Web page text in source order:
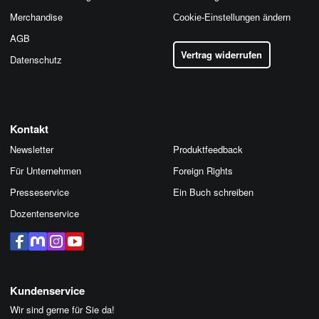
Kontakt
Newsletter
Für Unternehmen
Presseservice
Dozentenservice
Produktfeedback
Foreign Rights
Ein Buch schreiben
Merchandise
AGB
Datenschutz
Cookie-Einstellungen ändern
Vertrag widerrufen
Kundenservice
Wir sind gerne für Sie da!